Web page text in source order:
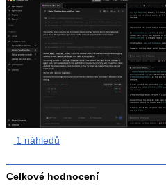
1 náhledů
Celkové hodnocení